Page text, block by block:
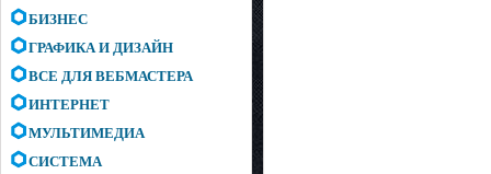
БИЗНЕС
ГРАФИКА И ДИЗАЙН
ВСЕ ДЛЯ ВЕБМАСТЕРА
ИНТЕРНЕТ
МУЛЬТИМЕДИА
СИСТЕМА